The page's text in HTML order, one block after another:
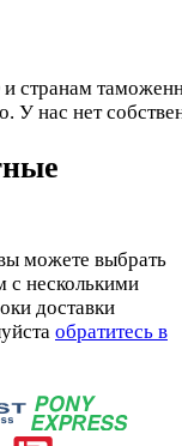
странам
У нас нет
можете выбрать
с несколькими
доставки
обратитесь в